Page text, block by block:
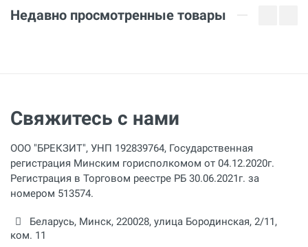
Недавно просмотренные товары
Свяжитесь с нами
ООО "БРЕКЗИТ", УНП 192839764, Государственная
регистрация Минским горисполкомом от 04.12.2020г.
Регистрация в Торговом реестре РБ 30.06.2021г. за
номером 513574.
Беларусь, Минск, 220028, улица Бородинская, 2/11,
ком. 11